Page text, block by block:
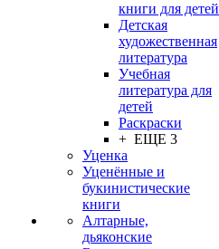
книги для детей
Детская
художественная
литература
Учебная
литература для
детей
Раскраски
+ ЕЩЕ 3
Уценка
Уценённые и
букинистические
книги
Алтарные,
дьяконские